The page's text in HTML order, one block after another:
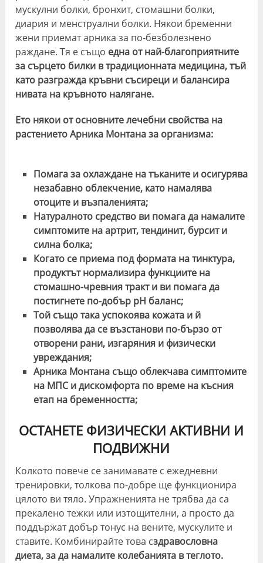
мускулни болки, бронхит, стомашни болки,
диария и менструални болки. Някои бременни
жени приемат арника за по-безболезнено
раждане. Тя е също една от най-благоприятните
за сърцето билки в традиционната медицина, тъй
като разгражда кръвни съсиреци и балансира
нивата на кръвното налягане.
Ето някои от основните лечебни свойства на
растението Арника Монтана за организма:
Помага за охлаждане на тъканите и осигурява
незабавно облекчение, като намалява
отоците и възпаленията;
Натуралното средство ви помага да намалите
симптомите на артрит, тендинит, бурсит и
силна болка;
Когато се приема под формата на тинктура,
продуктът нормализира функциите на
стомашно-чревния тракт и ви помага да
постигнете по-добър pH баланс;
Той също така успокоява кожата и й
позволява да се възстанови по-бързо от
отворени рани, изгаряния и физически
увреждания;
Арника Монтана също облекчава симптомите
на МПС и дискомфорта по време на късния
етап на бременността;
ОСТАНЕТЕ ФИЗИЧЕСКИ АКТИВНИ И
ПОДВИЖНИ
Колкото повече се занимавате с ежедневни
тренировки, толкова по-добре ще функционира
цялото ви тяло. Упражненията не трябва да са
прекалено тежки или изтощителни, а просто да
поддържат добър тонус на вените, мускулите и
ставите. Комбинирайте това сздравословна
диета, за да намалите колебанията в теглото.